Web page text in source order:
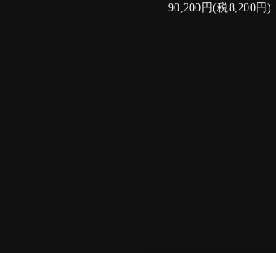
90,200円(税8,200円)